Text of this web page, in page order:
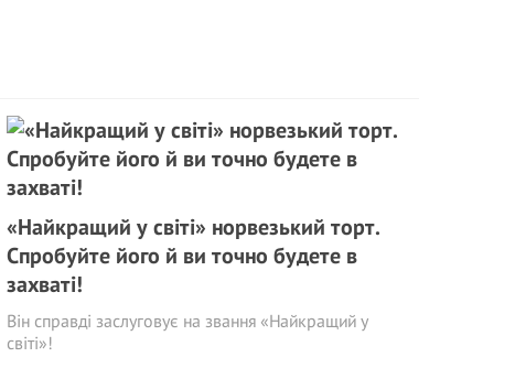
«Найкращий у світі» норвезький торт.
Спробуйте його й ви точно будете в
захваті!
Він справді заслуговує на звання «Найкращий у
світі»!